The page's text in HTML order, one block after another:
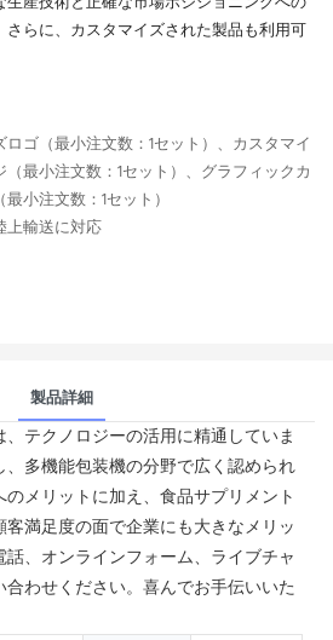
らに、カスタマイズされた製品も利用可
ロゴ（最小注文数：1セット）、カスタマイ
（最小注文数：1セット）、グラフィックカ
小注文数：1セット）
上輸送に対応
製品詳細
テクノロジーの活用に精通していま
多機能包装機の分野で広く認められ
メリットに加え、食品サプリメント
満足度の面で企業にも大きなメリッ
話、オンラインフォーム、ライブチャ
わせください。喜んでお手伝いいた